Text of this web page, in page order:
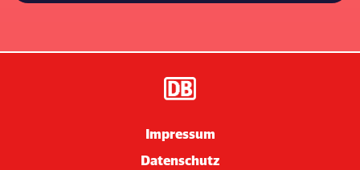
Impressum
Datenschutz